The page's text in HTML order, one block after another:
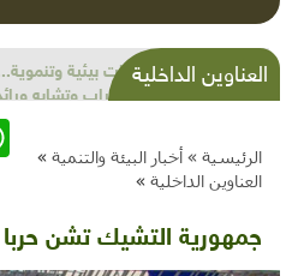
العناوين الداخليةشذرات بيئية
واضطراب وتشابه
الرئيسية » أخبار البيئة والتنمية »
العناوين الداخلية »
جمهورية التشيك تشن